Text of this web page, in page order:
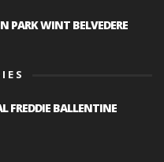
PARK WINT BELVEDERE
FREDDIE BALLENTINE